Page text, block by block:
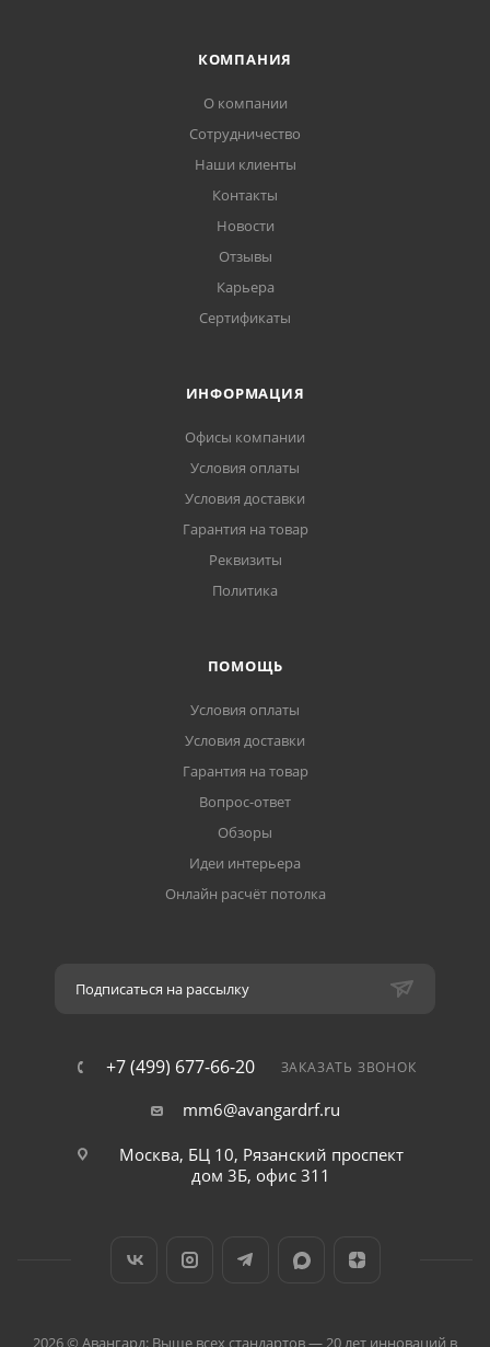
КОМПАНИЯ
О компании
Сотрудничество
Наши клиенты
Контакты
Новости
Отзывы
Карьера
Сертификаты
ИНФОРМАЦИЯ
Офисы компании
Условия оплаты
Условия доставки
Гарантия на товар
Реквизиты
Политика
ПОМОЩЬ
Условия оплаты
Условия доставки
Гарантия на товар
Вопрос-ответ
Обзоры
Идеи интерьера
Онлайн расчёт потолка
Подписаться на рассылку
+7 (499) 677-66-20 ЗАКАЗАТЬ ЗВОНОК
mm6@avangardrf.ru
Москва, БЦ 10, Рязанский проспект
дом 3Б, офис 311
2026 © Авангард: Выше всех стандартов — 20 лет инноваций в